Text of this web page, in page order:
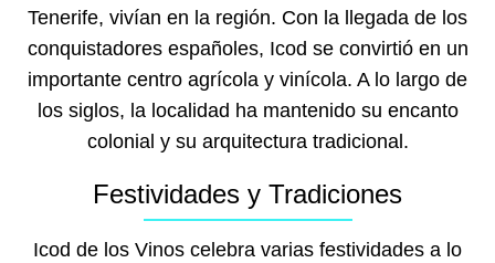
Tenerife, vivían en la región. Con la llegada de los
conquistadores españoles, Icod se convirtió en un
importante centro agrícola y vinícola. A lo largo de
los siglos, la localidad ha mantenido su encanto
colonial y su arquitectura tradicional.
Festividades y Tradiciones
Icod de los Vinos celebra varias festividades a lo